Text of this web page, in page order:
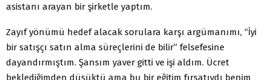
asistanı arayan bir şirketle yaptım.
Zayıf yönümü hedef alacak sorulara karşı argümanımı, “İyi
bir satışçı satın alma süreçlerini de bilir” felsefesine
dayandırmıştım. Şansım yaver gitti ve işi aldım. Ücret
beklediğimden düşüktü ama bu bir eğitim fırsatıydı benim